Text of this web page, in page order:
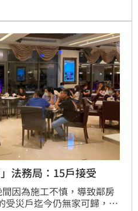
發局局長要出席會議。
法務局：15戶接受
間因為施工不慎，導致鄰房
受災戶迄今仍無家可歸，只